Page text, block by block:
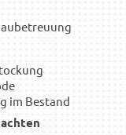
im Bestand